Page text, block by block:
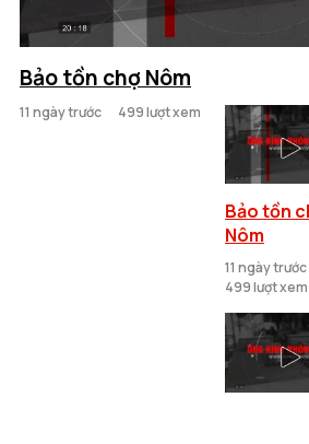
Bảo tồn chợ Nôm
11 ngày trước 499 lượt xem
Bảo tồn
Nôm
11 ngày trước
499 lượt xem